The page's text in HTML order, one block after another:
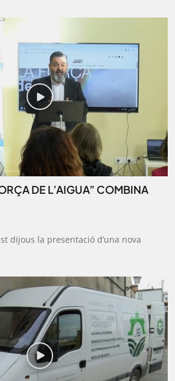
DE L’AIGUA” COMBINA
dijous la presentació d’una nova